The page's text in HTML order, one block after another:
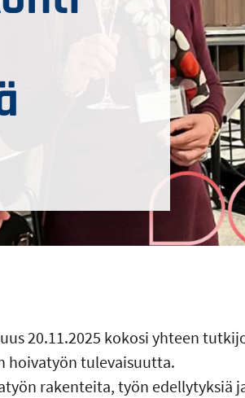
20.11.2025 kokosi yhteen
hoivatyön tulevaisuutta.
rakenteita, työn edellytyksiä